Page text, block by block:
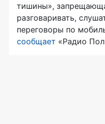
тишины»,
разговаривать,
переговоры по
сообщает «Радио